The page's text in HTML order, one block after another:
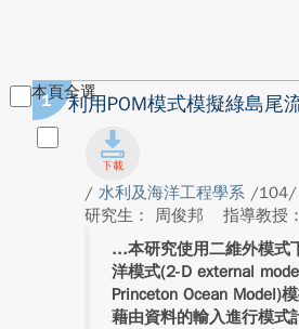
本頁全選
1 利用POM模式模擬綠島尾
/ 水利及海洋工程學系 /104/
研究生： 周俊邦
指導教授：
本研究使用二維外模式
洋模式(2-D external
Princeton Ocean Model)模
藉由資料的輸入進行模式